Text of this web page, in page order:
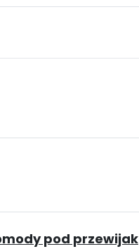
pod przewijak